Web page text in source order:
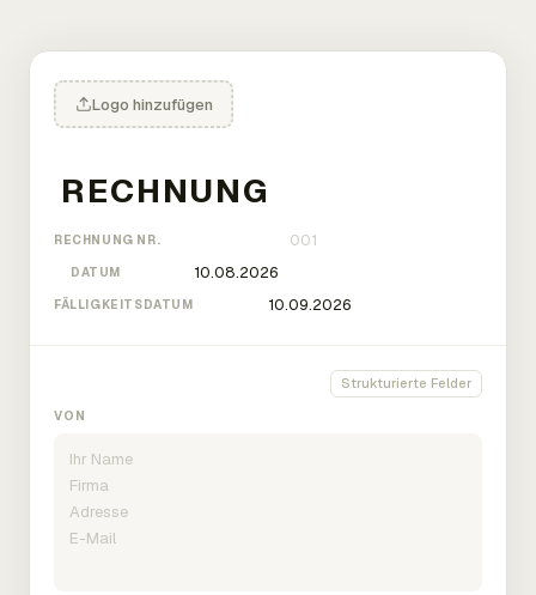
Logo hinzufügen
RECHNUNG NR.
DATUM
FÄLLIGKEITSDATUM
Strukturierte Felder
VON